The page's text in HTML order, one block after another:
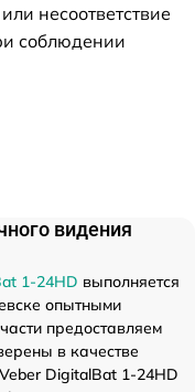
несоответствие
соблюдении
видения
1-24HD выполняется
опытными
предоставляем
в качестве
DigitalBat 1-24HD